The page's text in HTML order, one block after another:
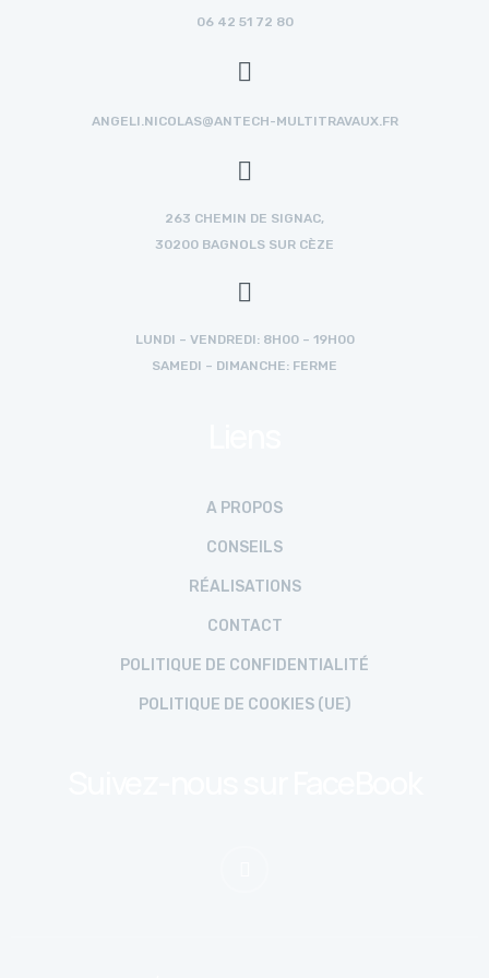
06 42 51 72 80
ANGELI.NICOLAS@ANTECH-MULTITRAVAUX.FR
263 CHEMIN DE SIGNAC,
30200 BAGNOLS SUR CÈZE
LUNDI – VENDREDI: 8H00 – 19H00
SAMEDI – DIMANCHE: FERME
A PROPOS
CONSEILS
RÉALISATIONS
CONTACT
POLITIQUE DE CONFIDENTIALITÉ
POLITIQUE DE COOKIES (UE)